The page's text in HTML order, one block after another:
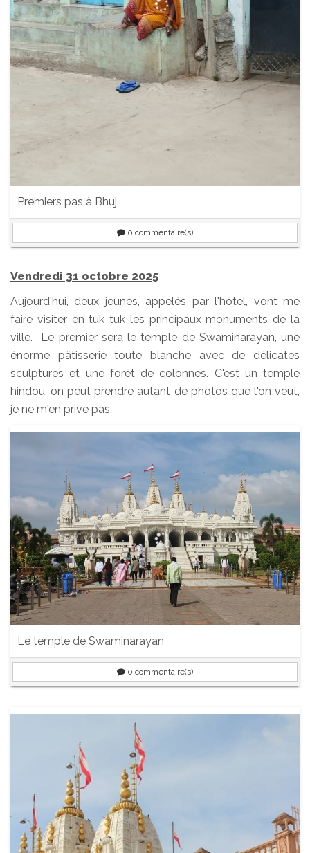
Premiers pas à Bhuj
0 commentaire(s)
Vendredi 31 octobre 2025
Aujourd'hui, deux jeunes, appelés par l'hôtel, vont me
faire visiter en tuk tuk les principaux monuments de la
ville. Le premier sera le temple de Swaminarayan, une
énorme pâtisserie toute blanche avec de délicates
sculptures et une forêt de colonnes. C'est un temple
hindou, on peut prendre autant de photos que l'on veut,
je ne m'en prive pas.
Le temple de Swaminarayan
0 commentaire(s)